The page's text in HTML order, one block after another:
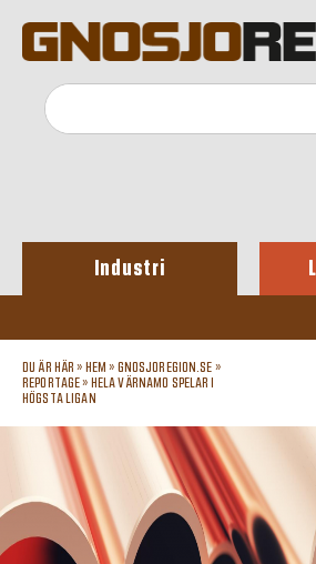
Industri
DU ÄR HÄR » HEM » GNOSJOREGION.SE »
REPORTAGE» HELA VÄRNAMO SPELAR I
HÖGSTA LIGAN